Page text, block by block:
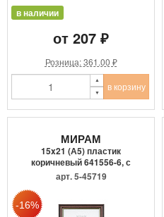
в наличии
от 207 ₽
Розница: 361.00 ₽
в корзину
МИРАМ
15x21 (А5) пластик
коричневый 641556-6, с
пласти...
арт. 5-45719